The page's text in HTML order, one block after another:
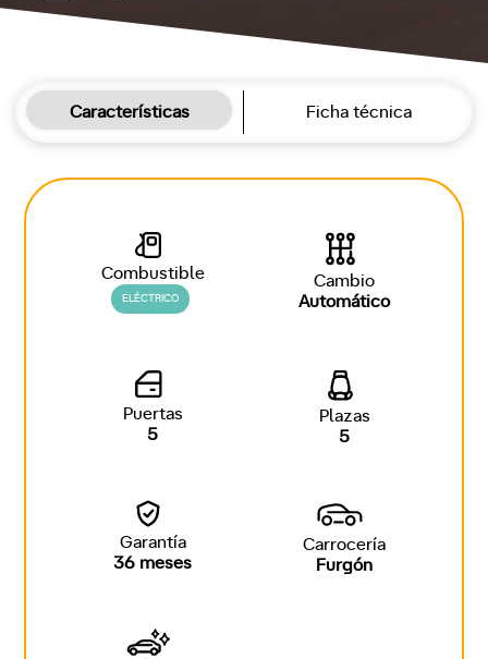
Características Ficha técnica
Combustible
ELÉCTRICO
Cambio
Automático
Puertas
5
Plazas
5
Garantía
36 meses
Carrocería
Furgón